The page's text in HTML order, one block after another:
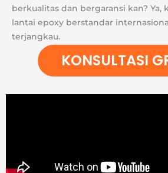
berkualitas dan bergaransi kan? Ya,
lantai epoxy berstandar
terjangkau.
KONSULTASI